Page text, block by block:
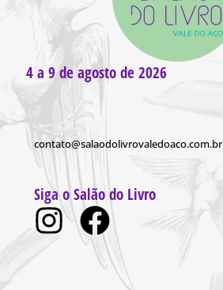
4 a 9 de agosto de 2026
contato@salaodolivrovaledoaco.com.br
Siga o Salão do Livro